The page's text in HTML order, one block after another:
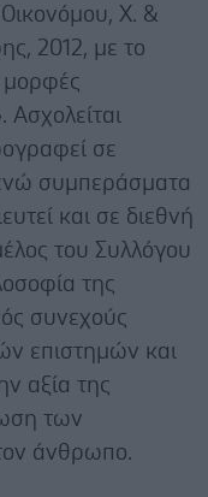
Οικονόμου, Χ. &
2012, με το
μορφές
σε
συμπεράσματα
και σε διεθνή
του Συλλόγου
της
συνεχούς
επιστημών και
αξία της
των
άνθρωπο.